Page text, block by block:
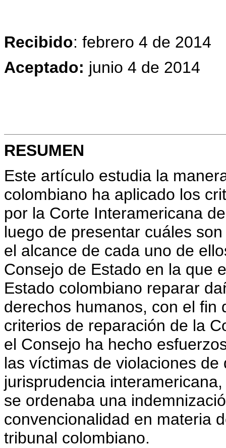
Recibido: febrero 4 de 2014
Aceptado: junio 4 de 2014
RESUMEN
Este artículo estudia la
colombiano ha aplicado los
por la Corte Interamericana
luego de presentar cuáles
el alcance de cada uno de
Consejo de Estado en la que
Estado colombiano reparar
derechos humanos, con el fin
criterios de reparación de la
el Consejo ha hecho
las víctimas de violaciones
jurisprudencia
se ordenaba una
convencionalidad en materia
tribunal colombiano.